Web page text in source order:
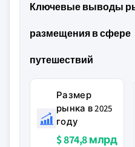
Ключевые выводы
размещения в сфере
путешествий
Размер
рынка в 2025
году
$ 874,8 млрд